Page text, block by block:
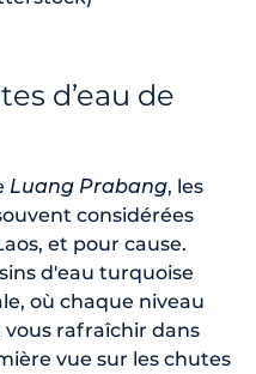
d’eau de
Luang Prabang, les
considérées
et pour cause.
d'eau turquoise
où chaque niveau
vous rafraîchir dans
vue sur les chutes